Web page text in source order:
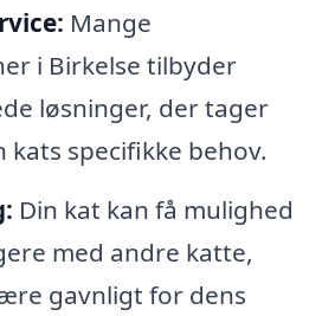
Mange
i Birkelse tilbyder
løsninger, der tager
kats specifikke behov.
Din kat kan få mulighed
med andre katte,
gavnligt for dens